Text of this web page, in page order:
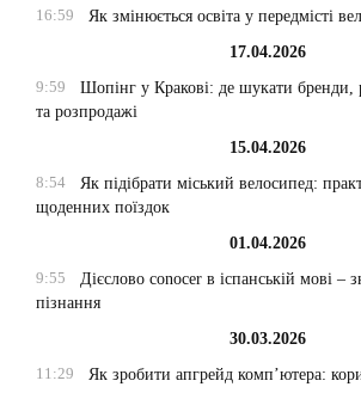
16:59
Як змінюється освіта у передмісті
17.04.2026
9:59
Шопінг у Кракові: де шукати бренди,
та розпродажі
15.04.2026
8:54
Як підібрати міський велосипед:
щоденних поїздок
01.04.2026
9:55
Дієслово conocer в іспанській мові –
пізнання
30.03.2026
11:29
Як зробити апгрейд комп’ютера: